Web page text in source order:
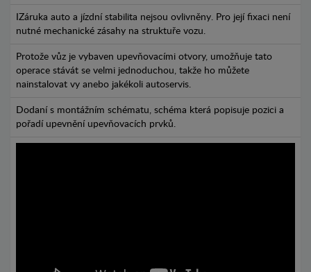
IZáruka auto a jízdní stabilita nejsou ovlivněny. Pro její fixaci není
nutné mechanické zásahy na struktuře vozu.
Protože vůz je vybaven upevňovacími otvory, umožňuje tato
operace stávát se velmi jednoduchou, takže ho můžete
nainstalovat vy anebo jakékoli autoservis.
Dodaní s montážním schématu, schéma která popisuje pozici a
pořadí upevnění upevňovacích prvků.